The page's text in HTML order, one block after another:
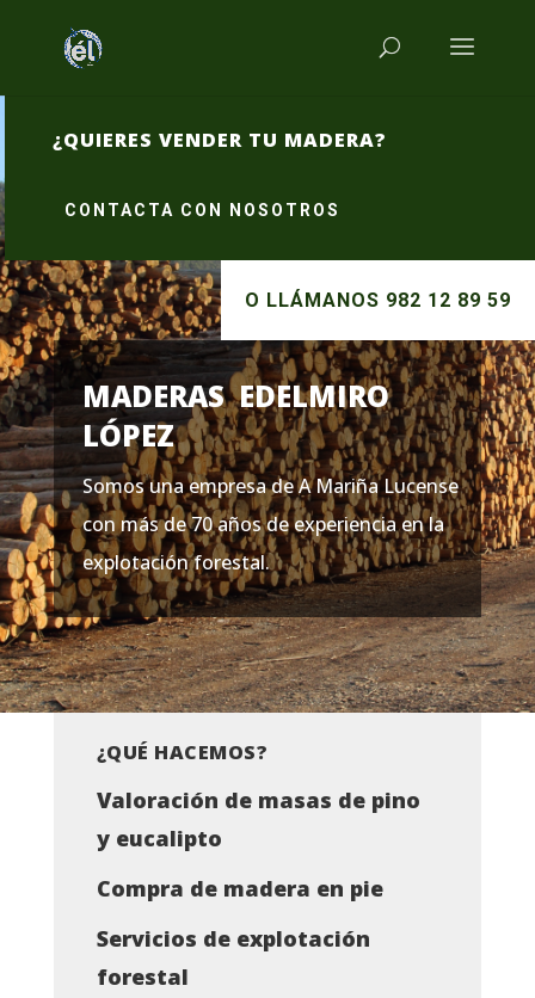
¿QUIERES VENDER TU MADERA?
CONTACTA CON NOSOTROS
O LLÁMANOS 982 12 89 59
MADERAS EDELMIRO
LÓPEZ
Somos una empresa de A Mariña Lucense
con más de 70 años de experiencia en la
explotación forestal.
¿QUÉ HACEMOS?
Valoración de masas de pino
y eucalipto
Compra de madera en pie
Servicios de explotación
forestal